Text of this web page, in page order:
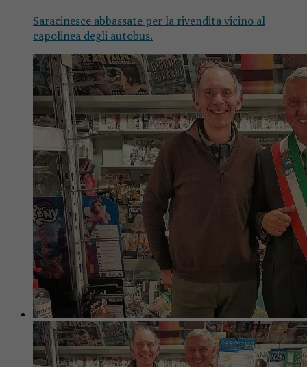
Saracinesce abbassate per la rivendita vicino al
capolinea degli autobus.